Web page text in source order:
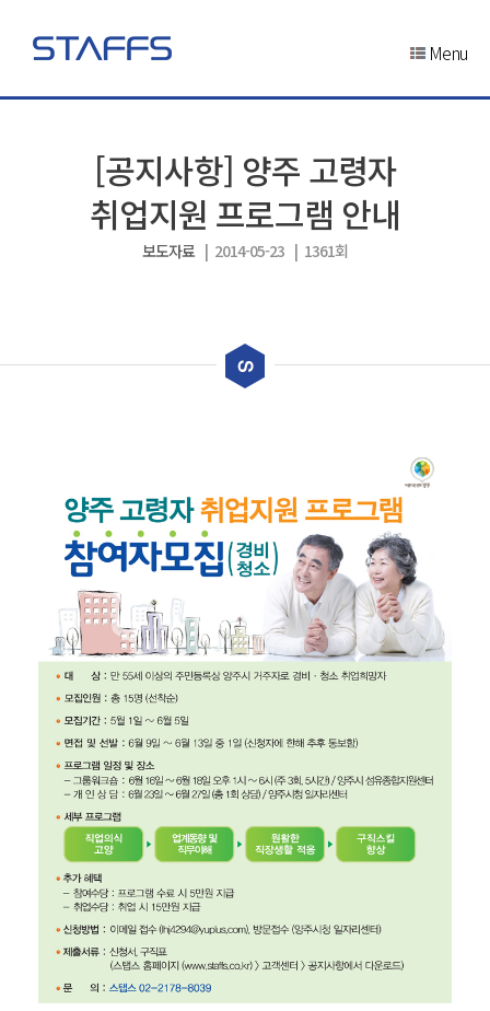
Menu
[공지사항] 양주 고령자
취업지원 프로그램 안내
보도자료 | 2014-05-23 | 1361회